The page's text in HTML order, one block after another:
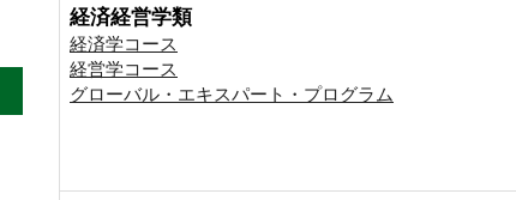
経済経営学類
経済学コース
経営学コース
グローバル・エキスパート・プログラム